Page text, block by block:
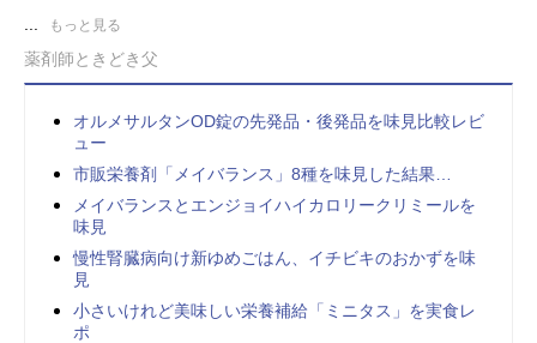
もっと見る
薬剤師ときどき父
オルメサルタンOD錠の先発品・後発品を味見比較レビ
ュー
市販栄養剤「メイバランス」8種を味見した結果…
メイバランスとエンジョイハイカロリークリミールを
味見
慢性腎臓病向け新ゆめごはん、イチビキのおかずを味
見
小さいけれど美味しい栄養補給「ミニタス」を実食レ
ポ